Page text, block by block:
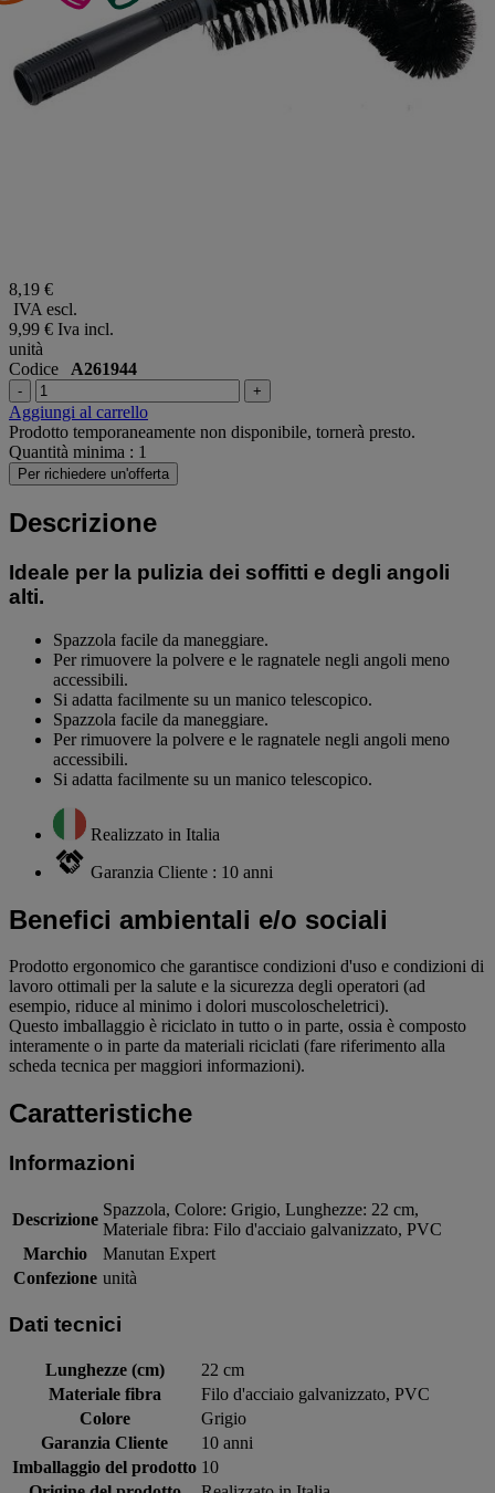
8,19 €
IVA escl.
9,99 € Iva incl.
unità
Codice A261944
- +
Aggiungi al carrello
Prodotto temporaneamente non disponibile, tornerà presto.
Quantità minima : 1
Per richiedere un'offerta
Descrizione
Ideale per la pulizia dei soffitti e degli angoli
alti.
Spazzola facile da maneggiare.
Per rimuovere la polvere e le ragnatele negli angoli meno
accessibili.
Si adatta facilmente su un manico telescopico.
Spazzola facile da maneggiare.
Per rimuovere la polvere e le ragnatele negli angoli meno
accessibili.
Si adatta facilmente su un manico telescopico.
Realizzato in Italia
Garanzia Cliente : 10 anni
Benefici ambientali e/o sociali
Prodotto ergonomico che garantisce condizioni d'uso e condizioni di
lavoro ottimali per la salute e la sicurezza degli operatori (ad
esempio, riduce al minimo i dolori muscoloscheletrici).
Questo imballaggio è riciclato in tutto o in parte, ossia è composto
interamente o in parte da materiali riciclati (fare riferimento alla
scheda tecnica per maggiori informazioni).
Caratteristiche
Informazioni
Descrizione
Spazzola, Colore: Grigio, Lunghezze: 22 cm,
Materiale fibra: Filo d'acciaio galvanizzato, PVC
Marchio
Manutan Expert
Confezione unità
Dati tecnici
Lunghezze (cm)
22 cm
Materiale fibra
Filo d'acciaio galvanizzato, PVC
Colore
Grigio
Garanzia Cliente
10 anni
Imballaggio del prodotto 10